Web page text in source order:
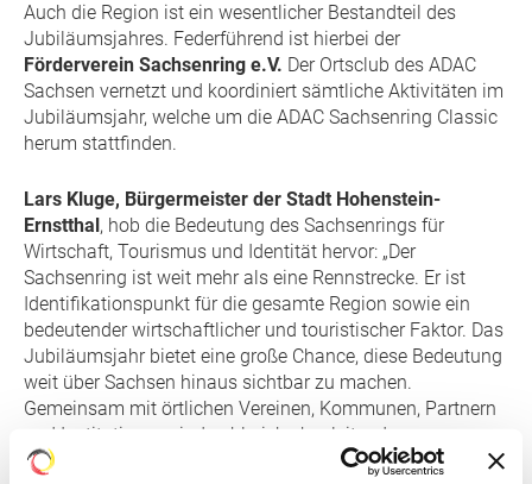
Auch die Region ist ein wesentlicher Bestandteil des
Jubiläumsjahres. Federführend ist hierbei der
Förderverein Sachsenring e.V. Der Ortsclub des ADAC
Sachsen vernetzt und koordiniert sämtliche Aktivitäten im
Jubiläumsjahr, welche um die ADAC Sachsenring Classic
herum stattfinden.
Lars Kluge, Bürgermeister der Stadt Hohenstein-
Ernstthal, hob die Bedeutung des Sachsenrings für
Wirtschaft, Tourismus und Identität hervor: „Der
Sachsenring ist weit mehr als eine Rennstrecke. Er ist
Identifikationspunkt für die gesamte Region sowie ein
bedeutender wirtschaftlicher und touristischer Faktor. Das
Jubiläumsjahr bietet eine große Chance, diese Bedeutung
weit über Sachsen hinaus sichtbar zu machen.
Gemeinsam mit örtlichen Vereinen, Kommunen, Partnern
und Institutionen sind zahlreiche begleitende
Veranstaltungen geplant. So wird es unter anderem ein